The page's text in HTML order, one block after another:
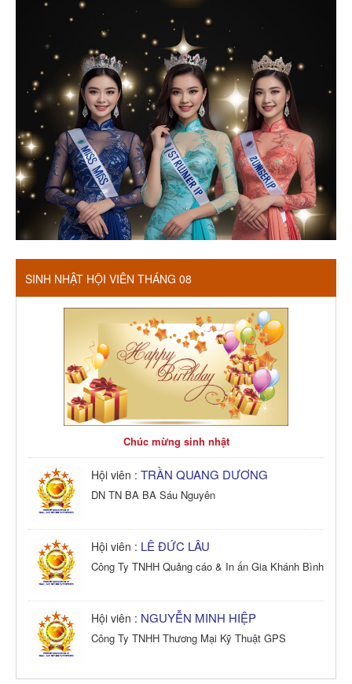
SINH NHẬT HỘI VIÊN THÁNG 08
Chúc mừng sinh nhật
Hội viên : TRẦN QUANG DƯƠNG
DN TN BA BA Sáu Nguyên
Hội viên : LÊ ĐỨC LÂU
Công Ty TNHH Quảng cáo & In ấn Gia Khánh Bình
Hội viên : NGUYỄN MINH HIỆP
Công Ty TNHH Thương Mại Kỹ Thuật GPS